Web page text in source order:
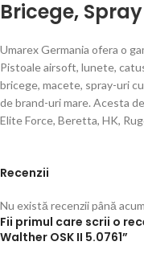
Bricege,
Umarex Germania ofera o
Pistoale airsoft, lunete,
bricege, macete, spray-uri
de brand-uri mare. Acesta
Elite Force, Beretta, HK,
Recenzii
Nu există recenzii până
Fii primul care scrii o
Walther OSK II 5.0761”